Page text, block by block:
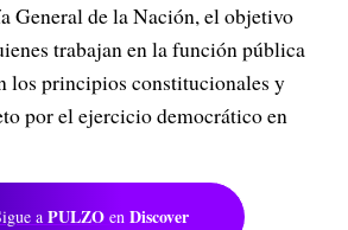
General de la Nación, el objetivo
trabajan en la función pública
los principios constitucionales y
por el ejercicio democrático en
a PULZO en Discover